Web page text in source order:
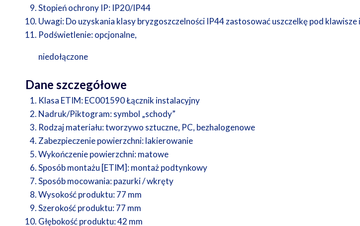
Stopień ochrony IP: IP20/IP44
Uwagi:Do uzyskania klasy bryzgoszczelności IP44 zastosować uszczelkę pod klawisze
Podświetlenie:opcjonalne,
niedołączone
Dane szczegółowe
Klasa ETIM:EC001590 Łącznik instalacyjny
Nadruk/Piktogram:symbol „schody”
Rodzaj materiału:tworzywo sztuczne, PC, bezhalogenowe
Zabezpieczenie powierzchni:lakierowanie
Wykończenie powierzchni:matowe
Sposób montażu [ETIM]:montaż podtynkowy
Sposób mocowania:pazurki / wkręty
Wysokość produktu:77 mm
Szerokość produktu:77 mm
Głębokość produktu:42 mm